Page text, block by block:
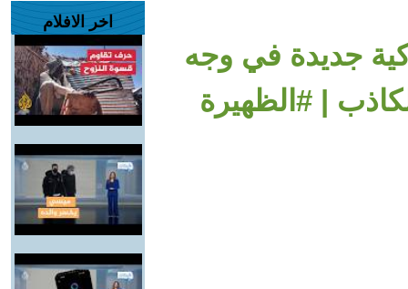
جديدة في وجه
| #الظهيرة
اخر الافلام